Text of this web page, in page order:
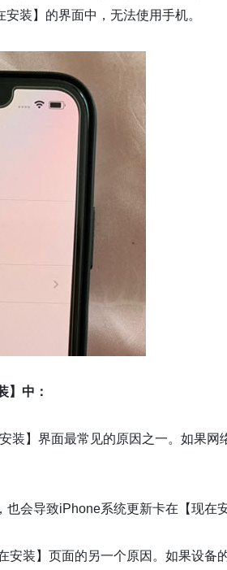
装】的界面中，无法使用手机。
】中：
装】界面最常见的原因之一。如果网
会导致iPhone系统更新卡在【现在
安装】页面的另一个原因。如果设备